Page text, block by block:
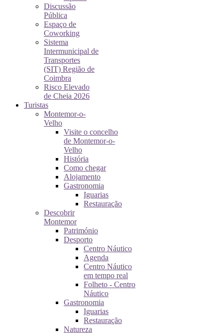
Discussão
Pública
Espaço de
Coworking
Sistema
Intermunicipal de
Transportes
(SIT) Região de
Coimbra
Risco Elevado
de Cheia 2026
Turistas
Montemor-o-
Velho
Visite o concelho
de Montemor-o-
Velho
História
Como chegar
Alojamento
Gastronomia
Iguarias
Restauração
Descobrir
Montemor
Património
Desporto
Centro Náutico
Agenda
Centro Náutico
em tempo real
Folheto - Centro
Náutico
Gastronomia
Iguarias
Restauração
Natureza